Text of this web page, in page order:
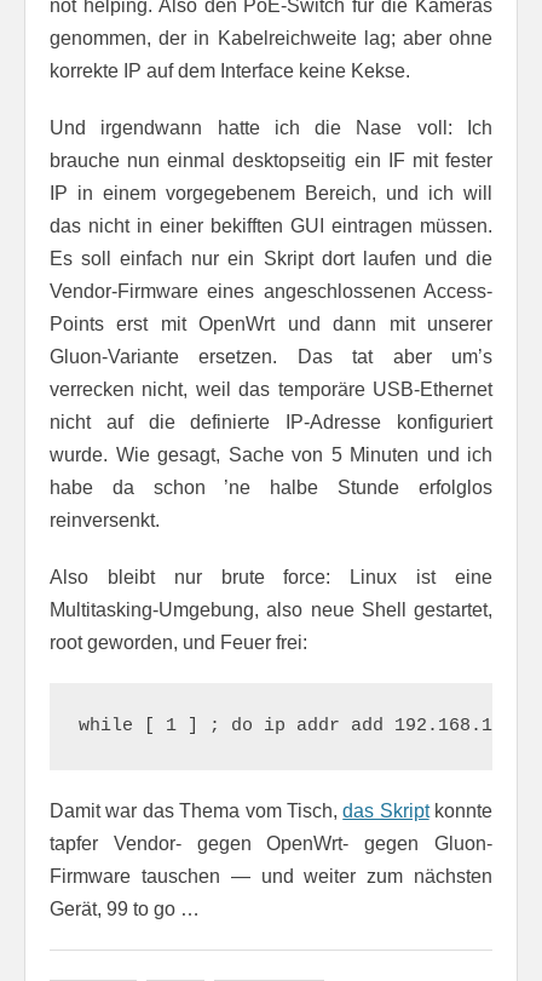
not helping. Also den PoE-Switch für die Kameras
genommen, der in Kabelreichweite lag; aber ohne
korrekte IP auf dem Interface keine Kekse.
Und irgendwann hatte ich die Nase voll: Ich
brauche nun einmal desktopseitig ein IF mit fester
IP in einem vorgegebenem Bereich, und ich will
das nicht in einer bekifften GUI eintragen müssen.
Es soll einfach nur ein Skript dort laufen und die
Vendor-Firmware eines angeschlossenen Access-
Points erst mit OpenWrt und dann mit unserer
Gluon-Variante ersetzen. Das tat aber um’s
verrecken nicht, weil das temporäre USB-Ethernet
nicht auf die definierte IP-Adresse konfiguriert
wurde. Wie gesagt, Sache von 5 Minuten und ich
habe da schon ’ne halbe Stunde erfolglos
reinversenkt.
Also bleibt nur brute force: Linux ist eine
Multitasking-Umgebung, also neue Shell gestartet,
root geworden, und Feuer frei:
while [ 1 ] ; do ip addr add 192.168.1.66/
Damit war das Thema vom Tisch,das Skriptkonnte
tapfer Vendor- gegen OpenWrt- gegen Gluon-
Firmware tauschen — und weiter zum nächsten
Gerät, 99 to go …